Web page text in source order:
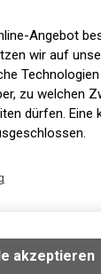
& Bike World
Angebot
wir auf
Technologien
zu welchen
dürfen. Eine
auf
akzeptieren